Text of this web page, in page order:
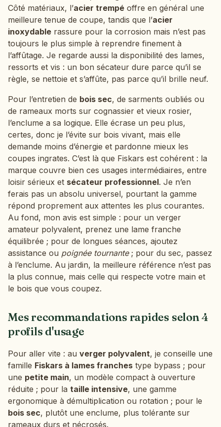
Côté matériaux, l’acier trempé offre en général une
meilleure tenue de coupe, tandis que l’acier
inoxydable rassure pour la corrosion mais n’est pas
toujours le plus simple à reprendre finement à
l’affûtage. Je regarde aussi la disponibilité des lames,
ressorts et vis : un bon sécateur dure parce qu’il se
règle, se nettoie et s’affûte, pas parce qu’il brille neuf.
Pour l’entretien de bois sec, de sarments oubliés ou
de rameaux morts sur cognassier et vieux rosier,
l’enclume a sa logique. Elle écrase un peu plus,
certes, donc je l’évite sur bois vivant, mais elle
demande moins d’énergie et pardonne mieux les
coupes ingrates. C’est là que Fiskars est cohérent : la
marque couvre bien ces usages intermédiaires, entre
loisir sérieux et sécateur professionnel. Je n’en
ferais pas un absolu universel, pourtant la gamme
répond proprement aux attentes les plus courantes.
Au fond, mon avis est simple : pour un verger
amateur polyvalent, prenez une lame franche
équilibrée ; pour de longues séances, ajoutez
assistance ou poignée tournante; pour du sec, passez
à l’enclume. Au jardin, la meilleure référence n’est pas
la plus connue, mais celle qui respecte votre main et
le bois que vous coupez.
Mes recommandations rapides selon 4
profils d'usage
Pour aller vite : au verger polyvalent, je conseille une
famille Fiskars à lames franches type bypass ; pour
une petite main, un modèle compact à ouverture
réduite ; pour la taille intensive, une gamme
ergonomique à démultiplication ou rotation ; pour le
bois sec, plutôt une enclume, plus tolérante sur
rameaux durs et nécrosés.